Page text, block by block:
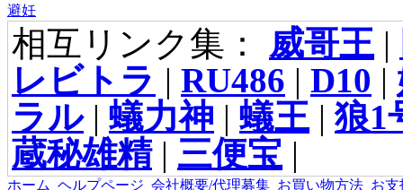
避妊
相互リンク集： 威哥王|
レビトラ | RU486 | D10 |
ラル| 蟻力神 | 蟻王|狼1
蔵秘雄精| 三便宝 |
ホーム ヘルプページ 会社概要/代理募集 お買い物方法 お支